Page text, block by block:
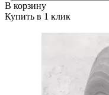
В корзину
Купить в 1 клик